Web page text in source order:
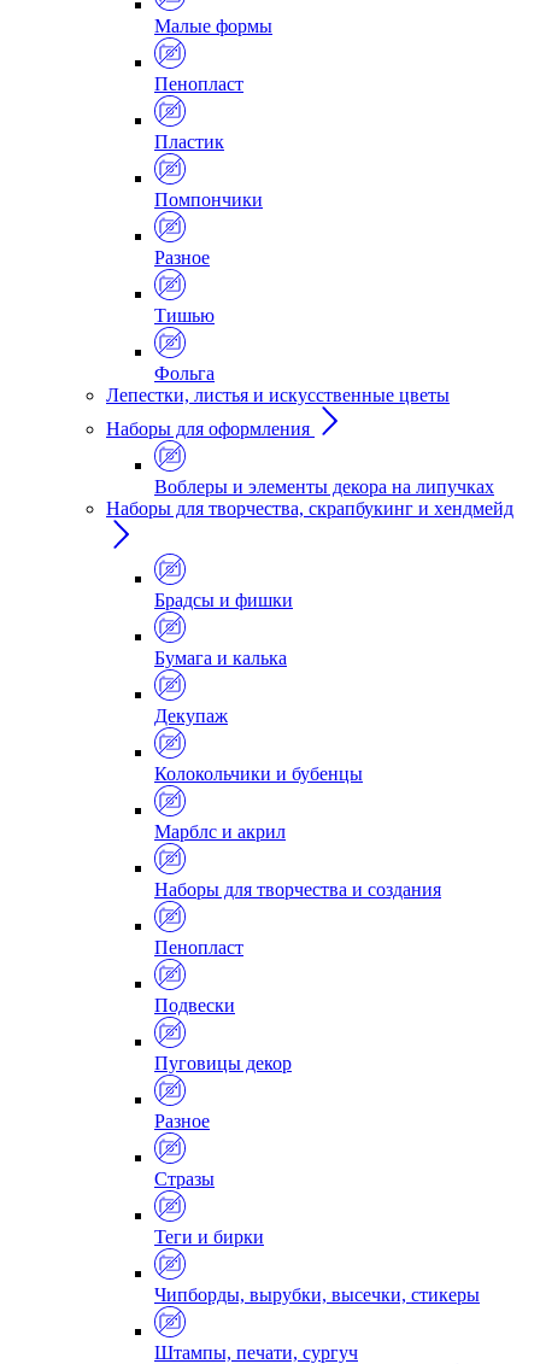
Малые формы
Пенопласт
Пластик
Помпончики
Разное
Тишью
Фольга
Лепестки, листья и искусственные цветы
Наборы для оформления
Воблеры и элементы декора на липучках
Наборы для творчества, скрапбукинг и хендмейд
Брадсы и фишки
Бумага и калька
Декупаж
Колокольчики и бубенцы
Марблс и акрил
Наборы для творчества и создания
Пенопласт
Подвески
Пуговицы декор
Разное
Стразы
Теги и бирки
Чипборды, вырубки, высечки, стикеры
Штампы, печати, сургуч